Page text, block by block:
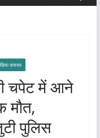
वायरल
चपेट में आने
मौत,
पुलिस